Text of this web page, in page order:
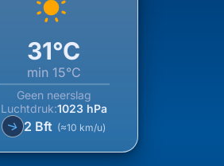
31°C
min 15°C
Geen neerslag
Luchtdruk:1023 hPa
↑2 Bft (≈10 km/u)